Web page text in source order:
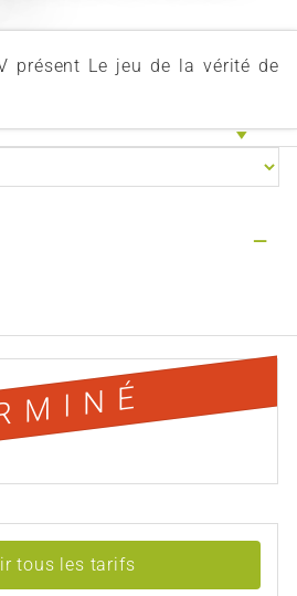
présent Le jeu de la vérité de
—
tous les tarifs